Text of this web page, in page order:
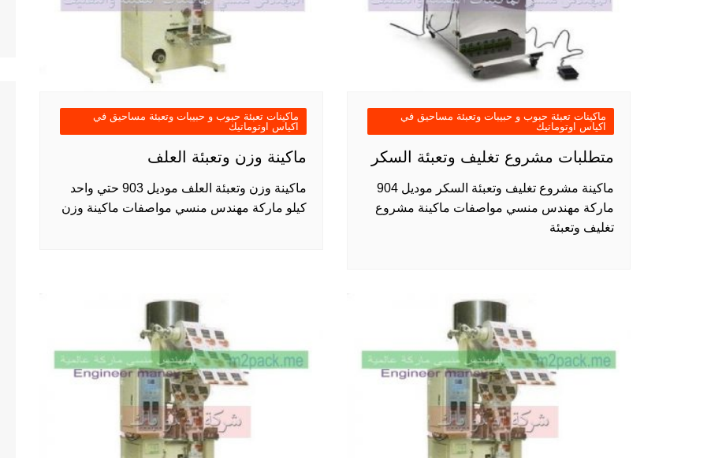
ماكينات تعبئة حبوب و حبيبات وتعبئة مساحيق في
اكياس اوتوماتيك
متطلبات مشروع تغليف وتعبئة السكر
ماكينة مشروع تغليف وتعبئة السكر موديل 904
ماركة مهندس منسي مواصفات ماكينة مشروع
تغليف وتعبئة
ماكينات تعبئة حبوب و حبيبات وتعبئة مساحيق في
اكياس اوتوماتيك
ماكينة وزن وتعبئة العلف
ماكينة وزن وتعبئة العلف موديل 903 حتي واحد
كيلو ماركة مهندس منسي مواصفات ماكينة وزن